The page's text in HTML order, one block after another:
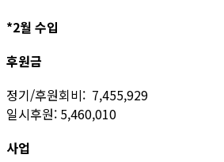
*2월 수입
후원금
정기/후원회비: 7,455,929
일시후원: 5,460,010
사업